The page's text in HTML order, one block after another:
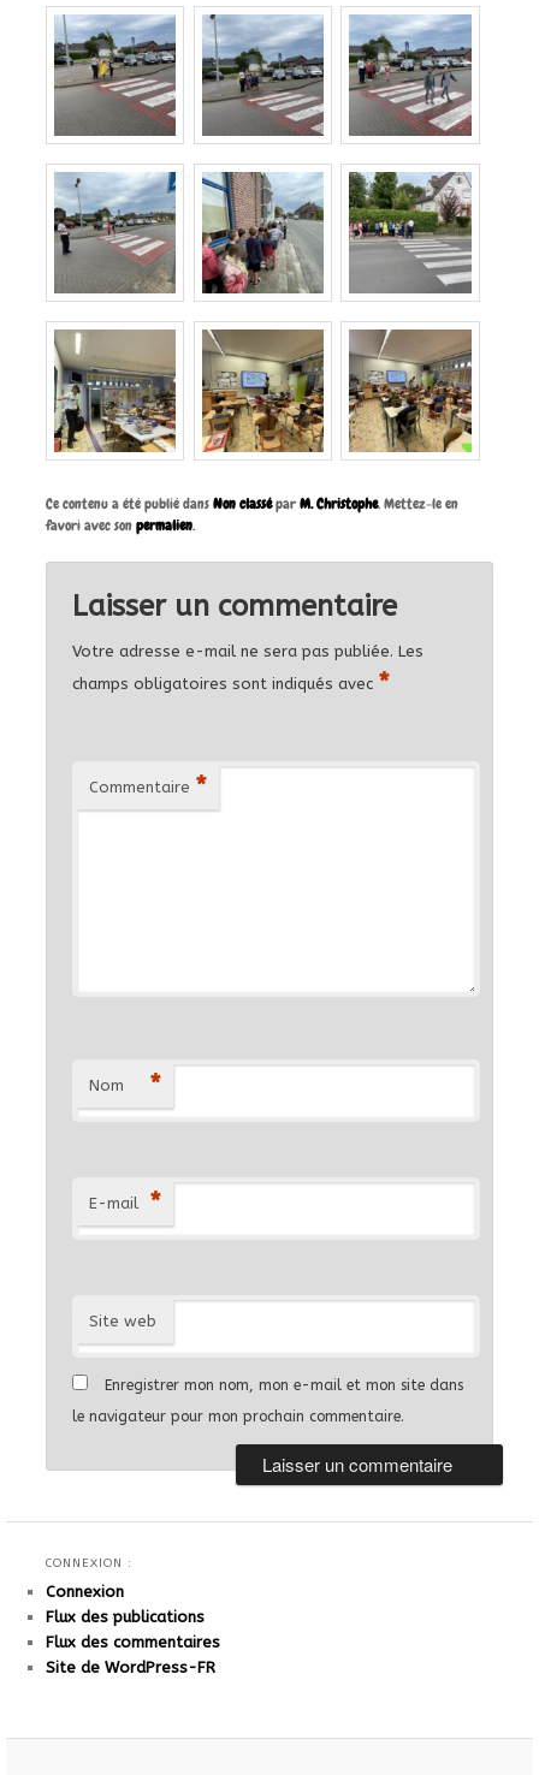
Ce contenu a été publié dansNon classéparM. Christophe. Mettez-le en
favori avec sonpermalien.
Laisser un commentaire
Votre adresse e-mail ne sera pas publiée. Les
champs obligatoires sont indiqués avec *
Commentaire *
Nom *
E-mail *
Site web
Enregistrer mon nom, mon e-mail et mon site dans
le navigateur pour mon prochain commentaire.
CONNEXION :
Connexion
Flux des publications
Flux des commentaires
Site de WordPress-FR